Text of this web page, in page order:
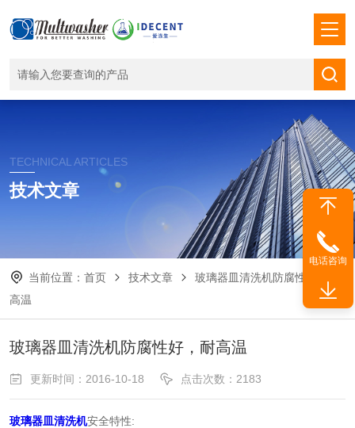
TECHNICAL ARTICLES
技术文章
当前位置： 首页 技术文章
玻璃器皿清洗机防腐性好，耐
高温
玻璃器皿清洗机防腐性好，耐高温
更新时间：2016-10-18 点击次数：2183
玻璃器皿清洗机安全特性:
电话咨询